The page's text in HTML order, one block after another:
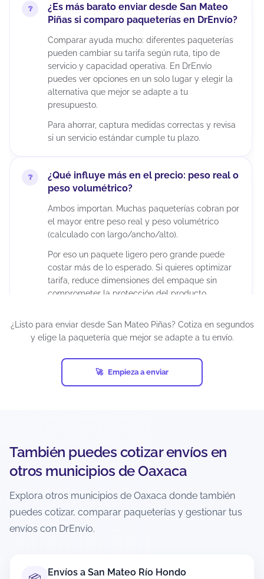
¿Es más barato enviar desde San Mateo
Piñas si comparo paqueterías en DrEnvío?
Comparar ayuda mucho: diferentes paqueterías
pueden cambiar su tarifa según ruta, tipo de
servicio y capacidad operativa. En DrEnvío
puedes ver opciones en un solo lugar y elegir la
alternativa que mejor se adapte a tu
presupuesto.
Para ahorrar, captura medidas correctas y revisa
si un servicio estándar cumple tu plazo.
¿Qué influye más en el precio: peso real o
peso volumétrico?
Ambos importan. Muchas paqueterías cobran por
el mayor entre peso real y peso volumétrico
(calculado con largo/ancho/alto).
Por eso un paquete ligero pero grande puede
costar más de lo esperado. Si quieres optimizar
tarifa, reduce dimensiones del empaque sin
comprometer la protección del producto.
¿Puedo enviar paquetes grandes desde
San Mateo Piñas?
Sí, siempre que estén dentro de los límites del
servicio y la paquetería. En el cotizador podrás
¿Puedo enviar a zonas rurales o
localidades alejadas desde San Mateo
Piñas?
Depende de la cobertura de cada paquetería
hacia el código postal de destino. Al cotizar con
¿Listo para enviar desde San Mateo Piñas? Cotiza en segundos
y elige la paquetería que mejor se adapte a tu envío.
Empieza a enviar
También puedes cotizar envíos en
otros municipios de Oaxaca
Explora otros municipios de Oaxaca donde también
puedes cotizar, comparar paqueterías y gestionar tus
envíos con DrEnvío.
Envíos a San Mateo Río Hondo